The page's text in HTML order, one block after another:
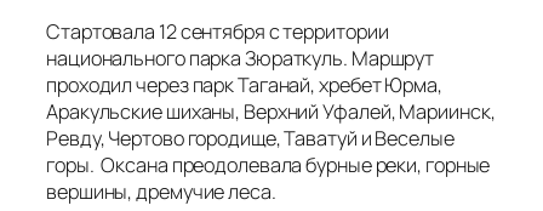
Стартовала 12 сентября с территории
национального парка Зюраткуль. Маршрут
проходил через парк Таганай, хребет Юрма,
Аракульские шиханы, Верхний Уфалей, Мариинск,
Ревду, Чертово городище, Таватуй и Веселые
горы. Оксана преодолевала бурные реки, горные
вершины, дремучие леса.